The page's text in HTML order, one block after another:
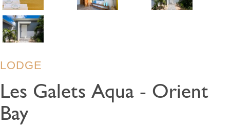
Les Galets Aqua - Orient
Bay
LODGE